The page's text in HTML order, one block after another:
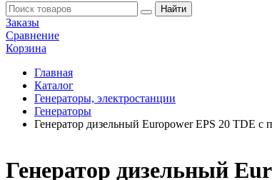
Заказы
Сравнение
Корзина
Главная
Каталог
Генераторы, электростанции
Генераторы
Генератор дизельный Europower EPS 20 TDE с
Генератор дизельный